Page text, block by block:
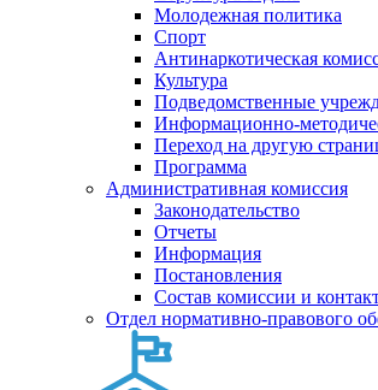
Молодежная политика
Спорт
Антинаркотическая
Культура
Подведомственные
Информационно-
Переход на другую
Программа
Административная комиссия
Законодательство
Отчеты
Информация
Постановления
Состав комиссии и
Отдел нормативно-правового